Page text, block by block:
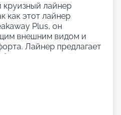
лайнер
как этот лайнер
Plus, он
внешним видом и
Лайнер предлагает
зоны,
ресторанов, широкий